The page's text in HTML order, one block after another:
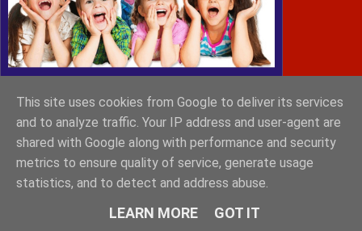
MONEMVASIA GROUP
This site uses cookies from Google to deliver its services
and to analyze traffic. Your IP address and user-agent are
shared with Google along with performance and security
metrics to ensure quality of service, generate usage
statistics, and to detect and address abuse.
LEARN MORE GOT IT